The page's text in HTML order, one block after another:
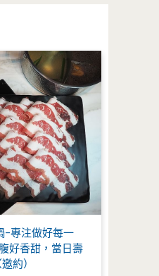
-專注做好每一
好香甜，當日壽
約）